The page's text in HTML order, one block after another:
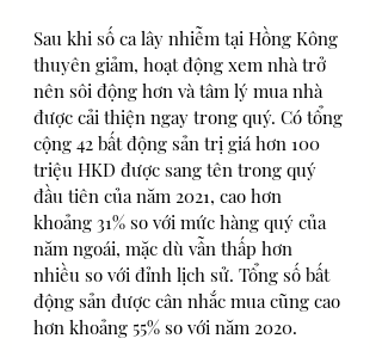
Sau khi số ca lây nhiễm tại Hồng Kông
thuyên giảm, hoạt động xem nhà trở
nên sôi động hơn và tâm lý mua nhà
được cải thiện ngay trong quý. Có tổng
cộng 42 bất động sản trị giá hơn 100
triệu HKD được sang tên trong quý
đầu tiên của năm 2021, cao hơn
khoảng 31% so với mức hàng quý của
năm ngoái, mặc dù vẫn thấp hơn
nhiều so với đỉnh lịch sử. Tổng số bất
động sản được cân nhắc mua cũng cao
hơn khoảng 55% so với năm 2020.